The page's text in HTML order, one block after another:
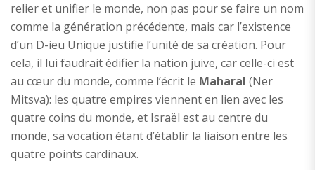
relier et unifier le monde, non pas pour se faire un nom
comme la génération précédente, mais car l’existence
d’un D-ieu Unique justifie l’unité de sa création. Pour
cela, il lui faudrait édifier la nation juive, car celle-ci est
au cœur du monde, comme l’écrit le Maharal (Ner
Mitsva): les quatre empires viennent en lien avec les
quatre coins du monde, et Israël est au centre du
monde, sa vocation étant d’établir la liaison entre les
quatre points cardinaux.